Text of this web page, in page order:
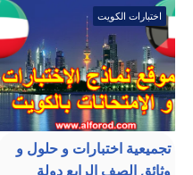
اختبارات الكويت
تجميعية اختبارات و حلول و
وثائق الصف الرابع دولة